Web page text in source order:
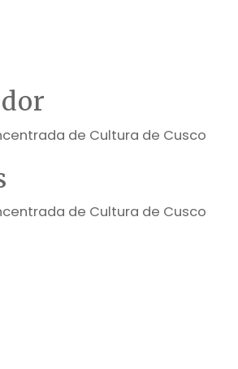
de Cultura de Cusco
de Cultura de Cusco